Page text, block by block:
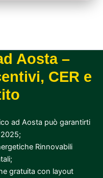
Aosta –
CER e
ad Aosta può garantirti
Rinnovabili
gratuita con layout